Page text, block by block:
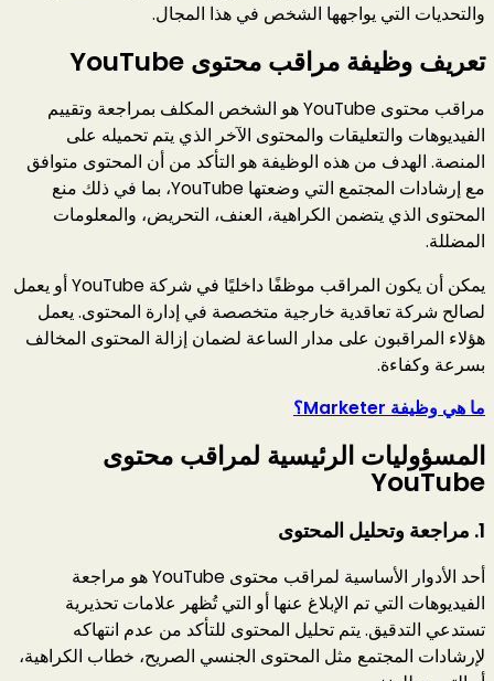
والتحديات التي يواجهها الشخص في هذا المجال.
تعريف وظيفة مراقب محتوى YouTube
مراقب محتوى YouTube هو الشخص المكلف بمراجعة وتقييم
الفيديوهات والتعليقات والمحتوى الآخر الذي يتم تحميله على
المنصة. الهدف من هذه الوظيفة هو التأكد من أن المحتوى متوافق
مع إرشادات المجتمع التي وضعتها YouTube، بما في ذلك منع
المحتوى الذي يتضمن الكراهية، العنف، التحريض، والمعلومات
المضللة.
يمكن أن يكون المراقب موظفًا داخليًا في شركة YouTube أو يعمل
لصالح شركة تعاقدية خارجية متخصصة في إدارة المحتوى. يعمل
هؤلاء المراقبون على مدار الساعة لضمان إزالة المحتوى المخالف
بسرعة وكفاءة.
ما هي وظيفة Marketer؟
المسؤوليات الرئيسية لمراقب محتوى
YouTube
1. مراجعة وتحليل المحتوى
أحد الأدوار الأساسية لمراقب محتوى YouTube هو مراجعة
الفيديوهات التي تم الإبلاغ عنها أو التي تُظهر علامات تحذيرية
تستدعي التدقيق. يتم تحليل المحتوى للتأكد من عدم انتهاكه
لإرشادات المجتمع مثل المحتوى الجنسي الصريح، خطاب الكراهية،